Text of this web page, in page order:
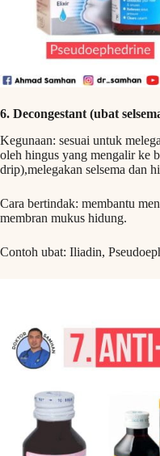
6. Decongestant (ubat
Kegunaan: sesuai untuk
oleh hingus yang mengalir ke
drip),melegakan selsema dan
Cara bertindak: membantu
membran mukus hidung.
Contoh ubat: Iliadin,